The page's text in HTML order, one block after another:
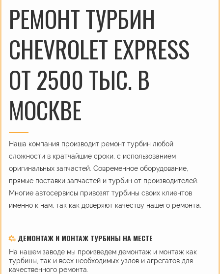
РЕМОНТ ТУРБИН
CHEVROLET EXPRESS
ОТ 2500 ТЫС. В
МОСКВЕ
Наша компания производит ремонт турбин любой
сложности в кратчайшие сроки, с использованием
оригинальных запчастей. Современное оборудование,
прямые поставки запчастей и турбин от производителей.
Многие автосервисы привозят турбины своих клиентов
именно к нам, так как доверяют качеству нашего ремонта.
ДЕМОНТАЖ И МОНТАЖ ТУРБИНЫ НА МЕСТЕ
На нашем заводе мы произведем демонтаж и монтаж как
турбины, так и всех необходимых узлов и агрегатов для
качественного ремонта.